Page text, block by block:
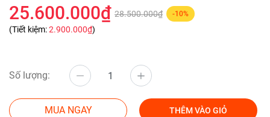
25.600.000₫ 28.500.000₫ -10%
(Tiết kiệm:2.900.000₫)
Số lượng:
MUA NGAY THÊM VÀO GIỎ